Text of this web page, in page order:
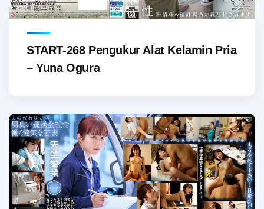
START-268 Pengukur Alat Kelamin Pria
– Yuna Ogura